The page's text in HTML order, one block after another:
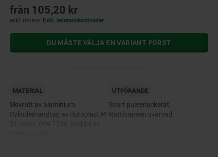
från 105,20 kr
exkl. moms Exkl. leveranskostnader
DU MÅSTE VÄLJA EN VARIANT FÖRST
MATERIAL
Skivratt av aluminium.
Cylinderhandtag av duroplast PF
UTFÖRANDE
Svart pulverlackerat.
Rattkransen svarvad.